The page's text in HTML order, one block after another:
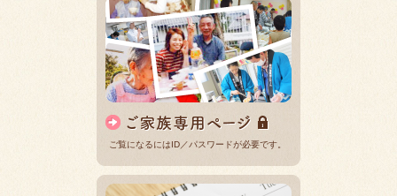
ご覧になるにはID／パスワードが必要です。